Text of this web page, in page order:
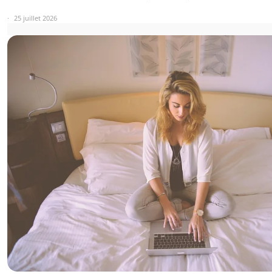
25 juillet 2026